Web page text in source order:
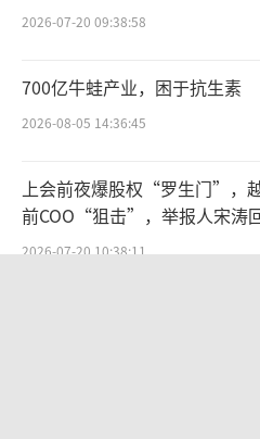
人，并围绕春节、端
点，整合文化IP及高端
重点人群与关键场景中
2026-07-20 09:38:58
700亿牛蛙产业，困于抗生素
2026-08-05 14:36:45
上会前夜爆股权“罗生门”，
前COO“狙击”，举报人宋涛
职时无股权返还约定
2026-07-20 10:38:11